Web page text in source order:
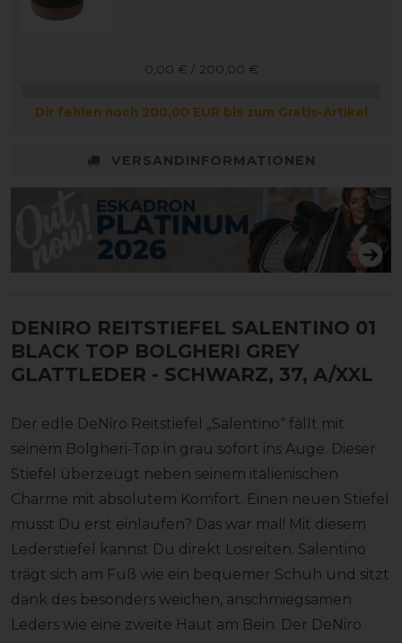
0,00 € / 200,00 €
Dir fehlen noch 200,00 EUR bis zum Gratis-Artikel
VERSANDINFORMATIONEN
DENIRO REITSTIEFEL SALENTINO 01
BLACK TOP BOLGHERI GREY
GLATTLEDER - SCHWARZ, 37, A/XXL
Der edle DeNiro Reitstiefel „Salentino“ fällt mit
seinem Bolgheri-Top in grau sofort ins Auge. Dieser
Stiefel überzeugt neben seinem italienischen
Charme mit absolutem Komfort. Einen neuen Stiefel
musst Du erst einlaufen? Das war mal! Mit diesem
Lederstiefel kannst Du direkt Losreiten. Salentino
trägt sich am Fuß wie ein bequemer Schuh und sitzt
dank des besonders weichen, anschmiegsamen
Leders wie eine zweite Haut am Bein. Der DeNiro